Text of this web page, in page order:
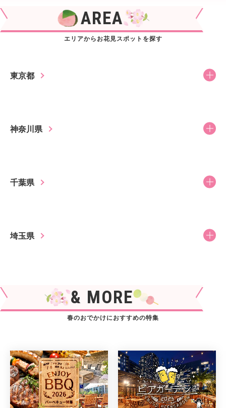
AREA
エリアからお花見スポットを探す
東京都
神奈川県
千葉県
埼玉県
& MORE
春のおでかけにおすすめの特集